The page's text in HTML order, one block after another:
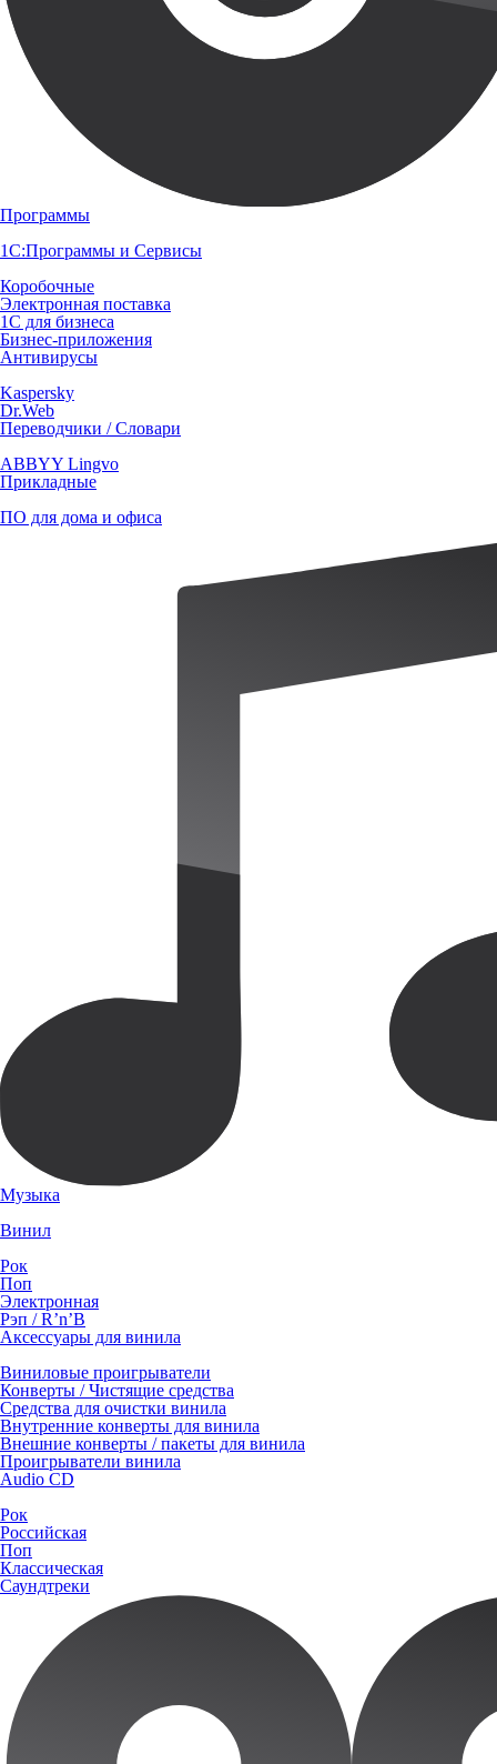
Программы
1С:Программы и Сервисы
Коробочные
Электронная поставка
1С для бизнеса
Бизнес-приложения
Антивирусы
Kaspersky
Dr.Web
Переводчики / Словари
ABBYY Lingvo
Прикладные
ПО для дома и офиса
Музыка
Винил
Рок
Поп
Электронная
Рэп / R’n’B
Аксессуары для винила
Виниловые проигрыватели
Конверты / Чистящие средства
Средства для очистки винила
Внутренние конверты для винила
Внешние конверты / пакеты для винила
Проигрыватели винила
Audio CD
Рок
Российская
Поп
Классическая
Саундтреки